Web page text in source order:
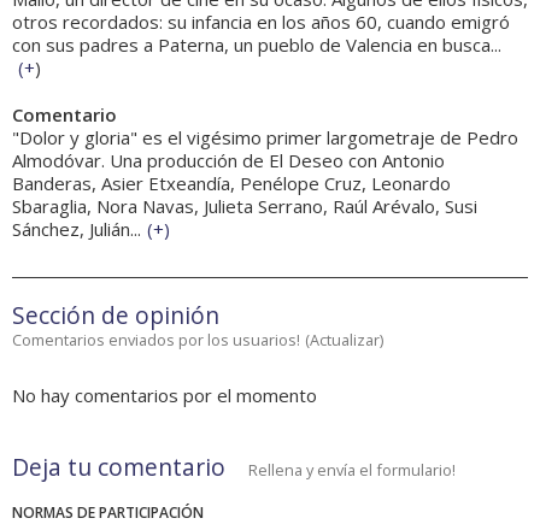
otros recordados: su infancia en los años 60, cuando emigró
con sus padres a Paterna, un pueblo de Valencia en busca...
(+)
Comentario
"Dolor y gloria" es el vigésimo primer largometraje de Pedro
Almodóvar. Una producción de El Deseo con Antonio
Banderas, Asier Etxeandía, Penélope Cruz, Leonardo
Sbaraglia, Nora Navas, Julieta Serrano, Raúl Arévalo, Susi
Sánchez, Julián... (+)
Sección de opinión
Comentarios enviados por los usuarios! (Actualizar)
No hay comentarios por el momento
Deja tu comentario Rellena y envía el formulario!
NORMAS DE PARTICIPACIÓN